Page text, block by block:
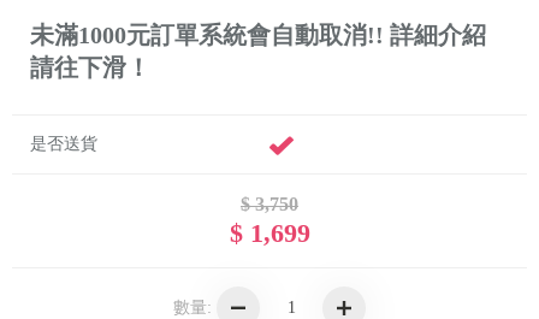
未滿1000元訂單系統會自動取消!! 詳細介紹
請往下滑！
是否送貨
$ 3,750
$ 1,699
數量: